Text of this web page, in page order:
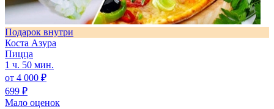
Подарок внутри
Коста Азура
Пицца
1 ч. 50 мин.
от 4 000 ₽
699 ₽
Мало оценок